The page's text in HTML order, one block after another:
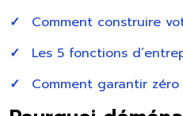
Comment construire
Les 5 fonctions
Comment garantir